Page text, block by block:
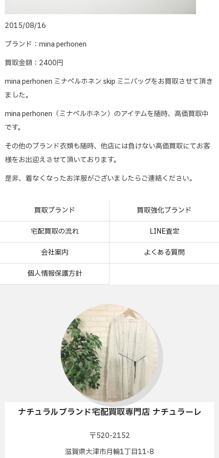
2015/08/16
ブランド：mina perhonen
買取金額：2400円
mina perhonen ミナペルホネン skip ミニバッグをお買取させて頂き
ました。
mina perhonen（ミナペルホネン）のアイテムを随時、高価買取中
です。
その他のブランド衣類も随時、他店には負けない高価買取にてお客
様をお出迎えさせて頂いております。
是非、着なくなったお洋服がございましたらご連絡ください。
買取ブランド 買取強化ブランド
宅配買取の流れ LINE査定
会社案内 よくある質問
個人情報保護方針
ナチュラルブランド宅配買取専門店 ナチュラーレ
〒520-2152
滋賀県大津市月輪1丁目11-8